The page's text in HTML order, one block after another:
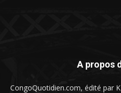
A propos
CongoQuotidien.com, édité par